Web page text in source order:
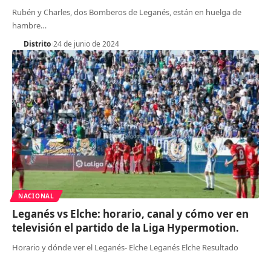
Rubén y Charles, dos Bomberos de Leganés, están en huelga de
hambre…
Distrito 24 de junio de 2024
NACIONAL
Leganés vs Elche: horario, canal y cómo ver en
televisión el partido de la Liga Hypermotion.
Horario y dónde ver el Leganés- Elche Leganés Elche Resultado